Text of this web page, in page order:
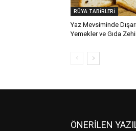
RÜYA TABİRLERİ
Yaz Mevsiminde
Yemekler ve Gıda
ÖNERİLEN